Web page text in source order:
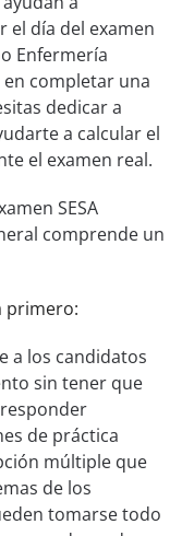
el día del examen
Enfermería
completar una
dedicar a
a calcular el
el examen real.
SESA
comprende un
primero:
a los candidatos
sin tener que
de práctica
múltiple que
de los
tomarse todo